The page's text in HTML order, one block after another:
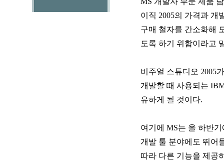
이직 2005의 가격과 개
구매 철자를 간소화해
도록 하기 위함이라고
비주얼 스튜디오 2005
개발할 때 사용되는
유하게 될 것이다.
여기에 MS는 올 하반
개발 툴 분야에도 뛰어
따라 다른 기능을 제공